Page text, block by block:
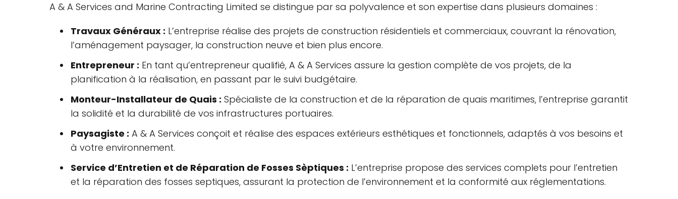
A & A Services and Marine Contracting Limited se distingue par sa polyvalence et son expertise dans plusieurs domaines :
Travaux Généraux : L’entreprise réalise des projets de construction résidentiels et commerciaux, couvrant la rénovation,
l’aménagement paysager, la construction neuve et bien plus encore.
Entrepreneur : En tant qu’entrepreneur qualifié, A & A Services assure la gestion complète de vos projets, de la
planification à la réalisation, en passant par le suivi budgétaire.
Monteur-Installateur de Quais : Spécialiste de la construction et de la réparation de quais maritimes, l’entreprise garantit
la solidité et la durabilité de vos infrastructures portuaires.
Paysagiste : A & A Services conçoit et réalise des espaces extérieurs esthétiques et fonctionnels, adaptés à vos besoins et
à votre environnement.
Service d’Entretien et de Réparation de Fosses Sèptiques : L’entreprise propose des services complets pour l’entretien
et la réparation des fosses septiques, assurant la protection de l’environnement et la conformité aux réglementations.